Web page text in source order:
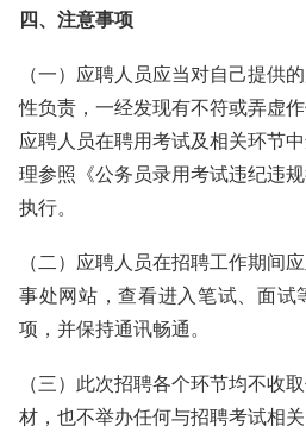
四、注意事项
（一）应聘人员应当对自己提供
性负责，一经发现有不符或弄虚
应聘人员在聘用考试及相关环节
理参照《公务员录用考试违纪违
执行。
（二）应聘人员在招聘工作期间
事处网站，查看进入笔试、面试
项，并保持通讯畅通。
（三）此次招聘各个环节均不收
材，也不举办任何与招聘考试相